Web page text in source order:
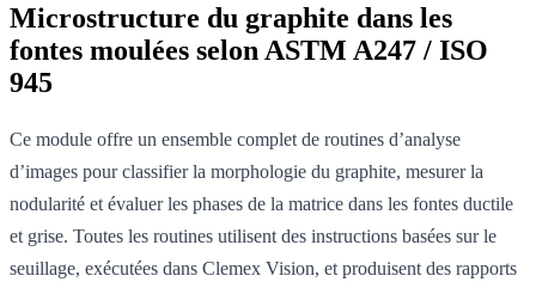
Microstructure du graphite dans les
fontes moulées selon ASTM A247 / ISO
945
Ce module offre un ensemble complet de routines d’analyse
d’images pour classifier la morphologie du graphite, mesurer la
nodularité et évaluer les phases de la matrice dans les fontes ductile
et grise. Toutes les routines utilisent des instructions basées sur le
seuillage, exécutées dans Clemex Vision, et produisent des rapports